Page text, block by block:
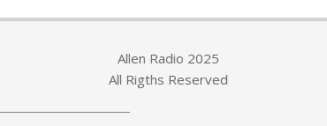
Allen Radio 2025
All Rigths Reserved